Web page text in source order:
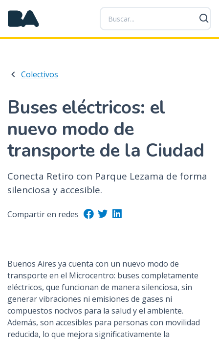
P
a
s
a
o
n
n
o
c
p
a
Colectivos
Buses eléctricos: el
nuevo modo de
transporte de la Ciudad
Conecta Retiro con Parque Lezama de forma
silenciosa y accesible.
Compartir en redes
Buenos Aires ya cuenta con un nuevo modo de
transporte en el Microcentro: buses completamente
eléctricos, que funcionan de manera silenciosa, sin
generar vibraciones ni emisiones de gases ni
compuestos nocivos para la salud y el ambiente.
Además, son accesibles para personas con movilidad
reducida, lo que mejora significativamente la